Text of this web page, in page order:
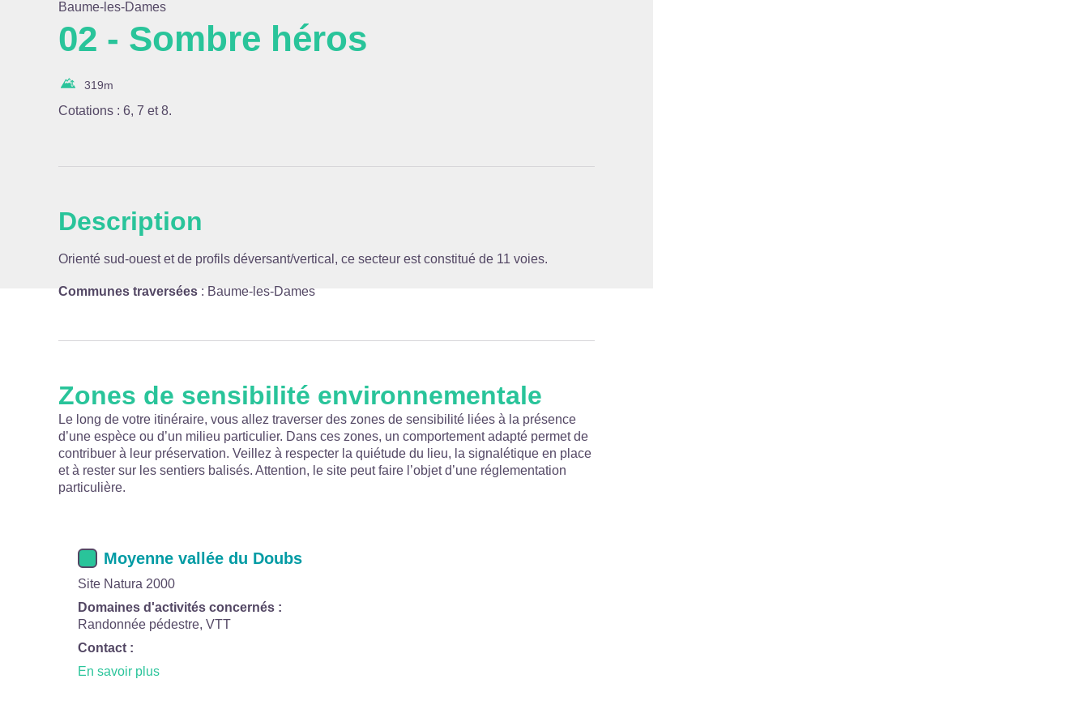
Baume-les-Dames
02 - Sombre héros
319m
Cotations : 6, 7 et 8.
Description
Orienté sud-ouest et de profils déversant/vertical, ce secteur est constitué de 11 voies.
Communes traversées : Baume-les-Dames
Zones de sensibilité environnementale
Le long de votre itinéraire, vous allez traverser des zones de sensibilité liées à la présence
d’une espèce ou d’un milieu particulier. Dans ces zones, un comportement adapté permet de
contribuer à leur préservation. Veillez à respecter la quiétude du lieu, la signalétique en place
et à rester sur les sentiers balisés. Attention, le site peut faire l’objet d’une réglementation
particulière.
Moyenne vallée du Doubs
Site Natura 2000
Domaines d'activités concernés :
Randonnée pédestre, VTT
Contact :
En savoir plus